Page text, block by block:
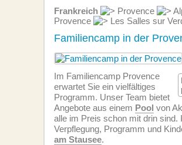
Frankreich Provence
Provence
Les Salles sur
Familiencamp in der
Im Familiencamp Provence
erwartet Sie ein vielfältiges
Programm. Unser Team bietet
Angebote aus einem Pool von
alle im Preis schon mit drin sind.
Verpflegung, Programm und
am Stausee.